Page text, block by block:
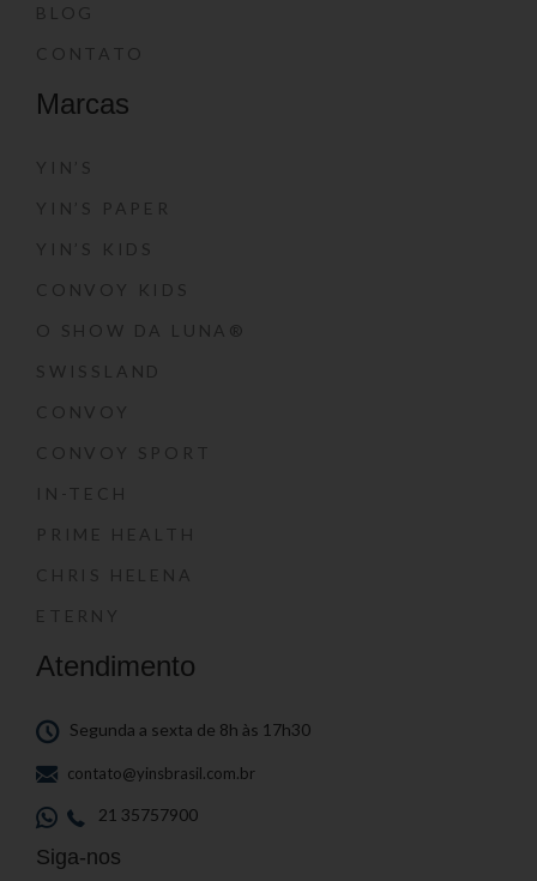
BLOG
CONTATO
Marcas
YIN’S
YIN’S PAPER
YIN’S KIDS
CONVOY KIDS
O SHOW DA LUNA®
SWISSLAND
CONVOY
CONVOY SPORT
IN-TECH
PRIME HEALTH
CHRIS HELENA
ETERNY
Atendimento
Segunda a sexta de 8h às 17h30
contato@yinsbrasil.com.br
21 35757900
Siga-nos